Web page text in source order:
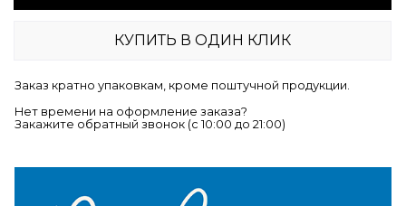
КУПИТЬ В ОДИН КЛИК
Заказ кратно упаковкам, кроме поштучной продукции.
Нет времени на оформление заказа?
Закажите обратный звонок (c 10:00 до 21:00)